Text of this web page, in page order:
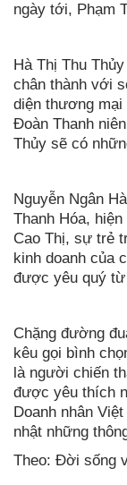
ngày tới, Phạm
Hà Thị Thu
chân thành với
diện thương
Đoàn Thanh
Thủy sẽ có
Nguyễn Ngân
Thanh Hóa,
Cao Thị, sự trẻ
kinh doanh của
được yêu quý
Chặng đường
kêu gọi bình
là người chiến
được yêu thích
Doanh nhân
nhật những
Theo: Đời sống